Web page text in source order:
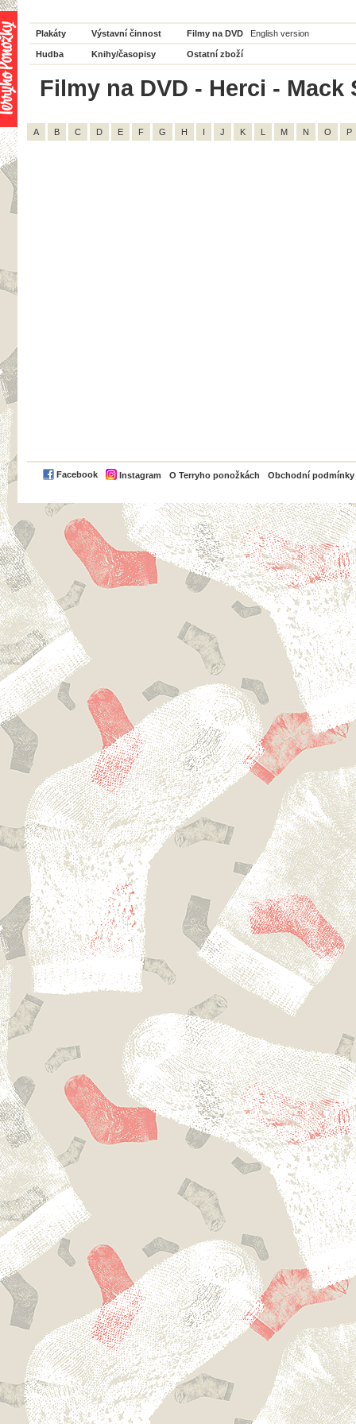
Plakáty Výstavní činnost Filmy na DVD English version
Hudba Knihy/časopisy Ostatní zboží
Filmy na DVD - Herci - Mack
A B C D E F G H I J K L M N O P
Facebook Instagram O Terryho ponožkách Obchodní podmínky
PayPal